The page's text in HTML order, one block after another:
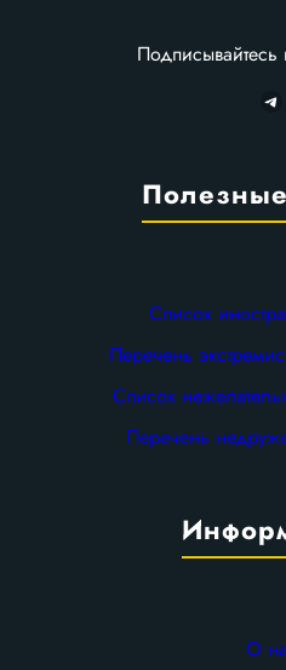
Telegram
Список
Перечень
Список
Перечень
О